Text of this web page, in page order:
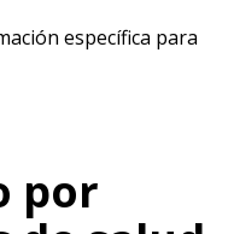
específica para
por